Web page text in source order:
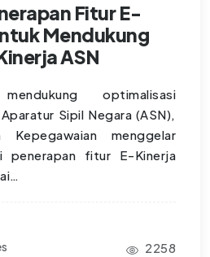
Fitur E-
Mendukung
ASN
optimalisasi
Sipil Negara (ASN),
menggelar
penerapan fitur E-Kinerja
2258